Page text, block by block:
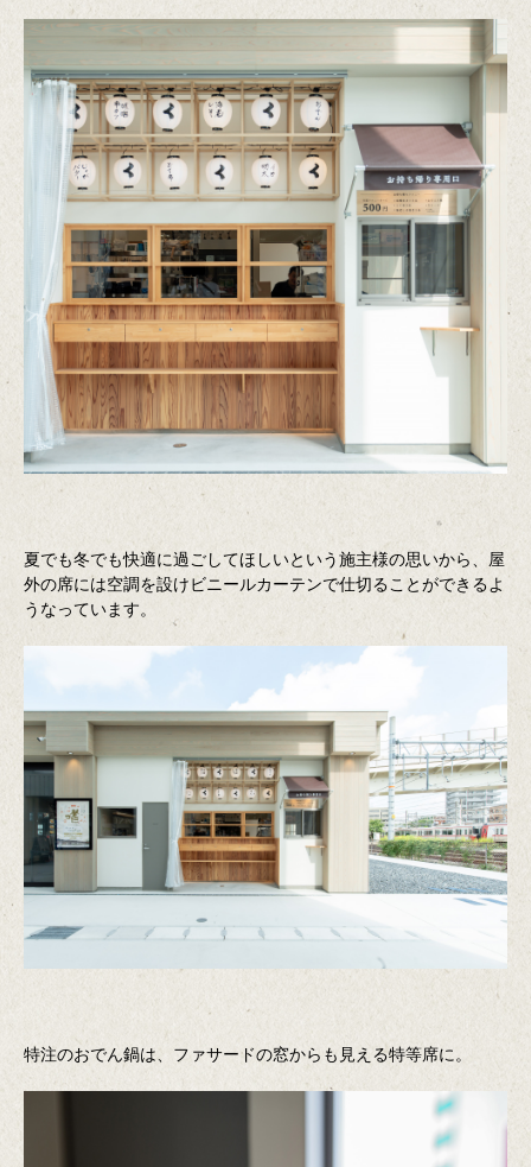
夏でも冬でも快適に過ごしてほしいという施主様の思いから、屋
外の席には空調を設けビニールカーテンで仕切ることができるよ
うなっています。
特注のおでん鍋は、ファサードの窓からも見える特等席に。